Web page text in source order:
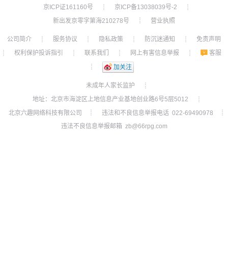
京ICP证161160号
┊ 京ICP备13038039号-2
┊
新出发京零字第海210278号
┊ 营业执照
公司简介 ┊ 服务协议 ┊ 隐私政策 ┊ 防沉迷通知 ┊
免责声明
┊
权利保护投诉指引 ┊ 联系我们 ┊ 网上有害信息举报 ┊
客服
┊
加关注
未成年人家长监护
┊
地址：北京市海淀区上地信息产业基地创业路6号5层5012
┊
北京六趣网络科技有限公司
┊ 违法和不良信息举报电话 022-69490978
┊
违法不良信息举报邮箱 zb@66rpg.com